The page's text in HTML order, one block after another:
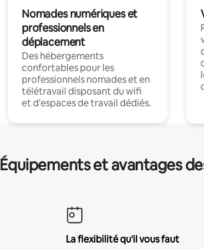
Nomades numériques et
professionnels en
déplacement
Des hébergements
confortables pour les
professionnels nomades et en
télétravail disposant du wifi
et d'espaces de travail dédiés.
Équipements et avantages
La flexibilité qu'il vous faut